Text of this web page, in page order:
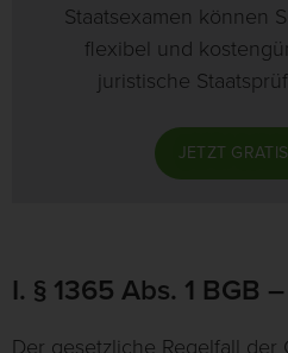
Staatsexamen können
flexibel und
juristische
JETZT
I. § 1365 Abs. 1 BGB
Der gesetzliche Regelfall der